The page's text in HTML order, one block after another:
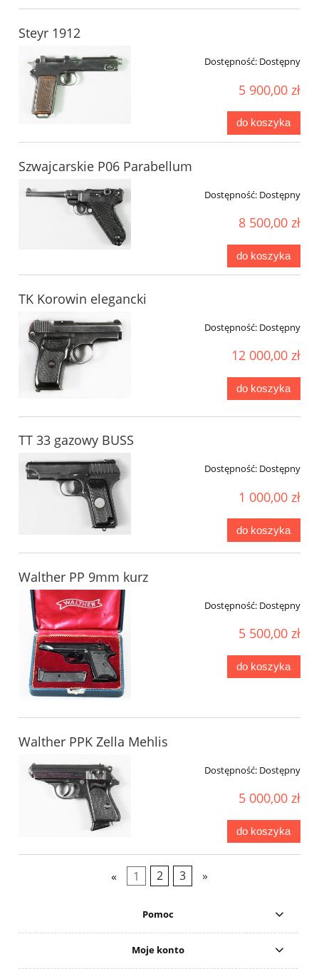
Steyr 1912
Dostępność: Dostępny
5 900,00 zł
do koszyka
Szwajcarskie P06 Parabellum
Dostępność: Dostępny
8 500,00 zł
do koszyka
TK Korowin elegancki
Dostępność: Dostępny
12 000,00 zł
do koszyka
TT 33 gazowy BUSS
Dostępność: Dostępny
1 000,00 zł
do koszyka
Walther PP 9mm kurz
Dostępność: Dostępny
5 500,00 zł
do koszyka
Walther PPK Zella Mehlis
Dostępność: Dostępny
5 000,00 zł
do koszyka
« 1 2 3 »
Pomoc
Moje konto